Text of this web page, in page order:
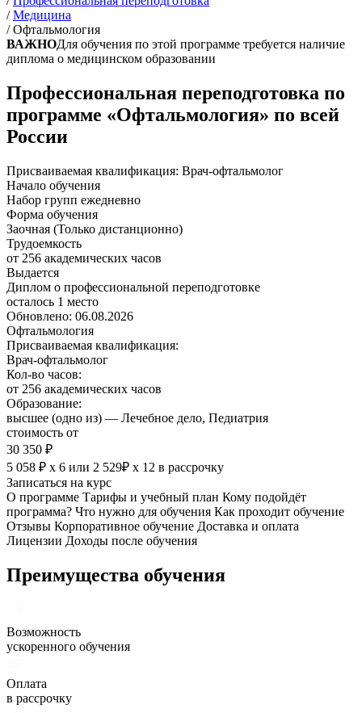
/ Медицина
/ Офтальмология
ВАЖНОДля обучения по этой программе требуется наличие
диплома о медицинском образовании
Профессиональная переподготовка по
программе «Офтальмология» по всей
России
Присваиваемая квалификация: Врач-офтальмолог
Начало обучения
Набор групп ежедневно
Форма обучения
Заочная (Только дистанционно)
Трудоемкость
от 256 академических часов
Выдается
Диплом о профессиональной переподготовке
осталось 1 место
Обновлено: 06.08.2026
Офтальмология
Присваиваемая квалификация:
Врач-офтальмолог
Кол-во часов:
от 256 академических часов
Образование:
высшее (одно из) — Лечебное дело, Педиатрия
стоимость от
30 350 ₽
5 058 ₽ х 6 или 2 529₽ х 12 в рассрочку
Записаться на курс
О программе Тарифы и учебный план Кому подойдёт
программа? Что нужно для обучения Как проходит обучение
Отзывы Корпоративное обучение Доставка и оплата
Лицензии Доходы после обучения
Преимущества обучения
Возможность
ускоренного обучения
Оплата
в рассрочку